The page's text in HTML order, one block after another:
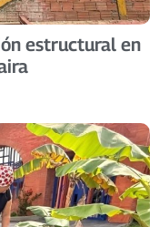
estructural en